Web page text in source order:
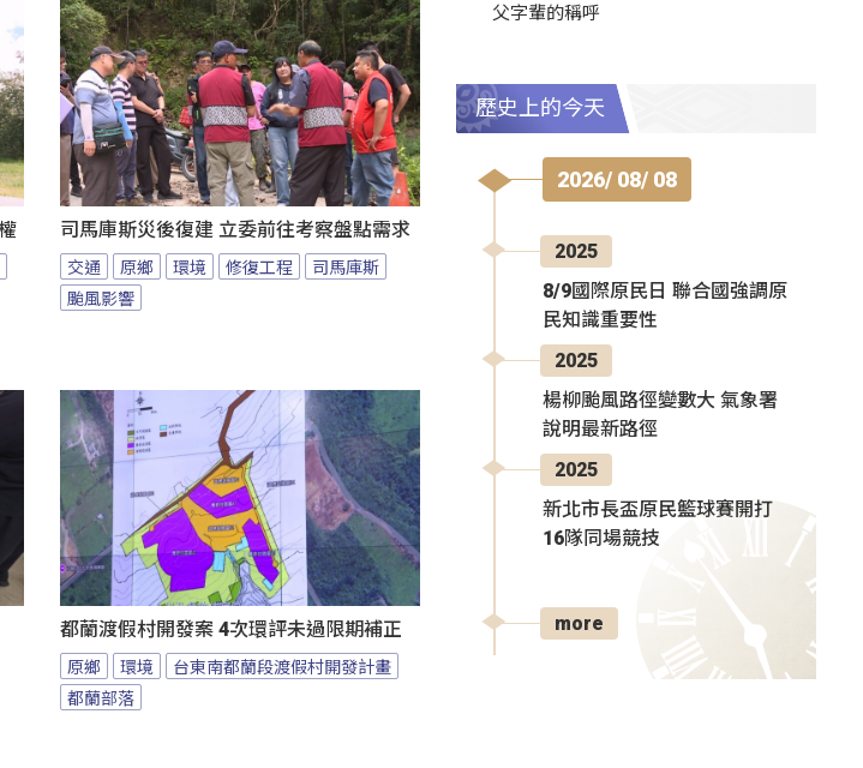
司馬庫斯災後復建 立委前往考察盤點需求
交通 原鄉 環境 修復工程
司馬庫斯
颱風影響
都蘭渡假村開發案 4次環評未過限期補正
原鄉 環境
台東南都蘭段渡假村開發計畫
都蘭部落
父字輩的稱呼
歷史上的今天
2026/ 08/ 08
2025
8/9國際原民日 聯合國強調原
民知識重要性
2025
楊柳颱風路徑變數大 氣象署
說明最新路徑
2025
新北市長盃原民籃球賽開打
16隊同場競技
more